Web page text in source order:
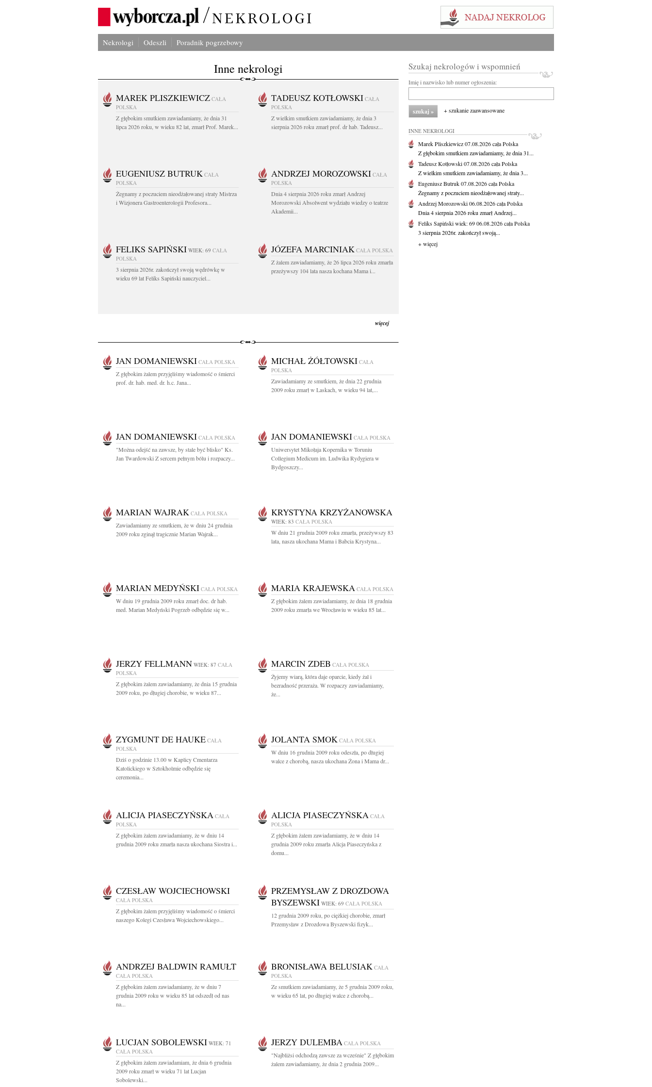
Nekrologi Odeszli Poradnik pogrzebowy
Inne nekrologi
MAREK PLISZKIEWICZ CAŁA
POLSKA
Z głębokim smutkiem zawiadamiamy, że dnia 31
lipca 2026 roku, w wieku 82 lat, zmarł Prof. Marek...
TADEUSZ KOTŁOWSKI CAŁA
POLSKA
Z wielkim smutkiem zawiadamiamy, że dnia 3
sierpnia 2026 roku zmarł prof. dr hab. Tadeusz...
EUGENIUSZ BUTRUK CAŁA
POLSKA
Żegnamy z poczuciem nieodżałowanej straty Mistrza
i Wizjonera Gastroenterologii Profesora...
ANDRZEJ MOROZOWSKI CAŁA
POLSKA
Dnia 4 sierpnia 2026 roku zmarł Andrzej
Morozowski Absolwent wydziału wiedzy o teatrze
Akademii...
FELIKS SAPIŃSKI WIEK: 69 CAŁA
POLSKA
3 sierpnia 2026r. zakończył swoją wędrówkę w
wieku 69 lat Feliks Sapiński nauczyciel...
JÓZEFA MARCINIAK CAŁA POLSKA
Z żalem zawiadamiamy, że 26 lipca 2026 roku zmarła
przeżywszy 104 lata nasza kochana Mama i...
więcej
JAN DOMANIEWSKI CAŁA POLSKA
Z głębokim żalem przyjęliśmy wiadomość o śmierci
prof. dr. hab. med. dr. h.c. Jana...
MICHAŁ ŻÓŁTOWSKI CAŁA
POLSKA
Zawiadamiamy ze smutkiem, że dnia 22 grudnia
2009 roku zmarł w Laskach, w wieku 94 lat,...
JAN DOMANIEWSKI CAŁA POLSKA
"Można odejść na zawsze, by stale być blisko" Ks.
Jan Twardowski Z sercem pełnym bólu i rozpaczy...
JAN DOMANIEWSKI CAŁA POLSKA
Uniwersytet Mikołaja Kopernika w Toruniu
Collegium Medicum im. Ludwika Rydygiera w
Bydgoszczy...
MARIAN WAJRAK CAŁA POLSKA
Zawiadamiamy ze smutkiem, że w dniu 24 grudnia
2009 roku zginął tragicznie Marian Wajrak...
KRYSTYNA KRZYŻANOWSKA
WIEK: 83 CAŁA POLSKA
W dniu 21 grudnia 2009 roku zmarła, przeżywszy 83
lata, nasza ukochana Mama i Babcia Krystyna...
MARIAN MEDYŃSKI CAŁA POLSKA
W dniu 19 grudnia 2009 roku zmarł doc. dr hab.
med. Marian Medyński Pogrzeb odbędzie się w...
MARIA KRAJEWSKA CAŁA POLSKA
Z głębokim żalem zawiadamiamy, że dnia 18 grudnia
2009 roku zmarła we Wrocławiu w wieku 85 lat...
JERZY FELLMANN WIEK: 87 CAŁA
POLSKA
Z głębokim żalem zawiadamiamy, że dnia 15 grudnia
2009 roku, po długiej chorobie, w wieku 87...
MARCIN ZDEB CAŁA POLSKA
Żyjemy wiarą, która daje oparcie, kiedy żal i
bezradność przeraża. W rozpaczy zawiadamiamy,
że...
ZYGMUNT DE HAUKE CAŁA
POLSKA
Dziś o godzinie 13.00 w Kaplicy Cmentarza
Katolickiego w Sztokholmie odbędzie się
ceremonia...
JOLANTA SMOK CAŁA POLSKA
W dniu 16 grudnia 2009 roku odeszła, po długiej
walce z chorobą, nasza ukochana Żona i Mama dr...
ALICJA PIASECZYŃSKA CAŁA
POLSKA
Z głębokim żalem zawiadamiamy, że w dniu 14
grudnia 2009 roku zmarła nasza ukochana Siostra i...
ALICJA PIASECZYŃSKA CAŁA
POLSKA
Z głębokim żalem zawiadamiamy, że w dniu 14
grudnia 2009 roku zmarła Alicja Piaseczyńska z
domu...
CZESŁAW WOJCIECHOWSKI
CAŁA POLSKA
Z głębokim żalem przyjęliśmy wiadomość o śmierci
naszego Kolegi Czesława Wojciechowskiego...
PRZEMYSŁAW Z DROZDOWA
BYSZEWSKI WIEK: 69 CAŁA POLSKA
12 grudnia 2009 roku, po ciężkiej chorobie, zmarł
Przemysław z Drozdowa Byszewski fizyk...
ANDRZEJ BALDWIN RAMUŁT
CAŁA POLSKA
Z głębokim żalem zawiadamiamy, że w dniu 7
grudnia 2009 roku w wieku 85 lat odszedł od nas
na...
BRONISŁAWA BELUSIAK CAŁA
POLSKA
Ze smutkiem zawiadamiamy, że 5 grudnia 2009 roku,
w wieku 65 lat, po długiej walce z chorobą...
LUCJAN SOBOLEWSKI WIEK: 71
CAŁA POLSKA
Z głębokim żalem zawiadamiam, że dnia 6 grudnia
2009 roku zmarł w wieku 71 lat Lucjan
Sobolewski...
JERZY DULEMBA CAŁA POLSKA
"Najbliżsi odchodzą zawsze za wcześnie" Z głębokim
żalem zawiadamiamy, że dnia 2 grudnia 2009...
Szukaj nekrologów i wspomnień
Imię i nazwisko lub numer ogłoszenia:
+ szukanie zaawansowane
INNE NEKROLOGI
Marek Pliszkiewicz07.08.2026cała Polska
Z głębokim smutkiem zawiadamiamy, że dnia 31...
Tadeusz Kotłowski07.08.2026cała Polska
Z wielkim smutkiem zawiadamiamy, że dnia 3...
Eugeniusz Butruk07.08.2026cała Polska
Żegnamy z poczuciem nieodżałowanej straty...
Andrzej Morozowski06.08.2026cała Polska
Dnia 4 sierpnia 2026 roku zmarł Andrzej...
Feliks Sapińskiwiek: 6906.08.2026cała Polska
3 sierpnia 2026r. zakończył swoją...
+ więcej